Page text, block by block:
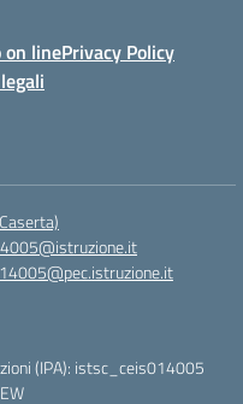
on linePrivacy Policy
(IPA): istsc_ceis014005